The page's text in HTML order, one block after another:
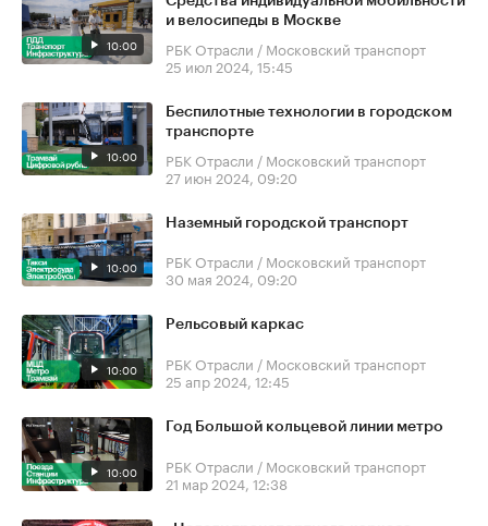
10:00
и велосипеды в Москве
РБК Отрасли / Московский транспорт
25 июл 2024, 15:45
10:00
Беспилотные технологии в городском
транспорте
РБК Отрасли / Московский транспорт
27 июн 2024, 09:20
10:00
Наземный городской транспорт
РБК Отрасли / Московский транспорт
30 мая 2024, 09:20
10:00
Рельсовый каркас
РБК Отрасли / Московский транспорт
25 апр 2024, 12:45
10:00
Год Большой кольцевой линии метро
РБК Отрасли / Московский транспорт
21 мар 2024, 12:38